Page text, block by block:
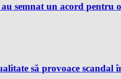
semnat un acord
să provoace